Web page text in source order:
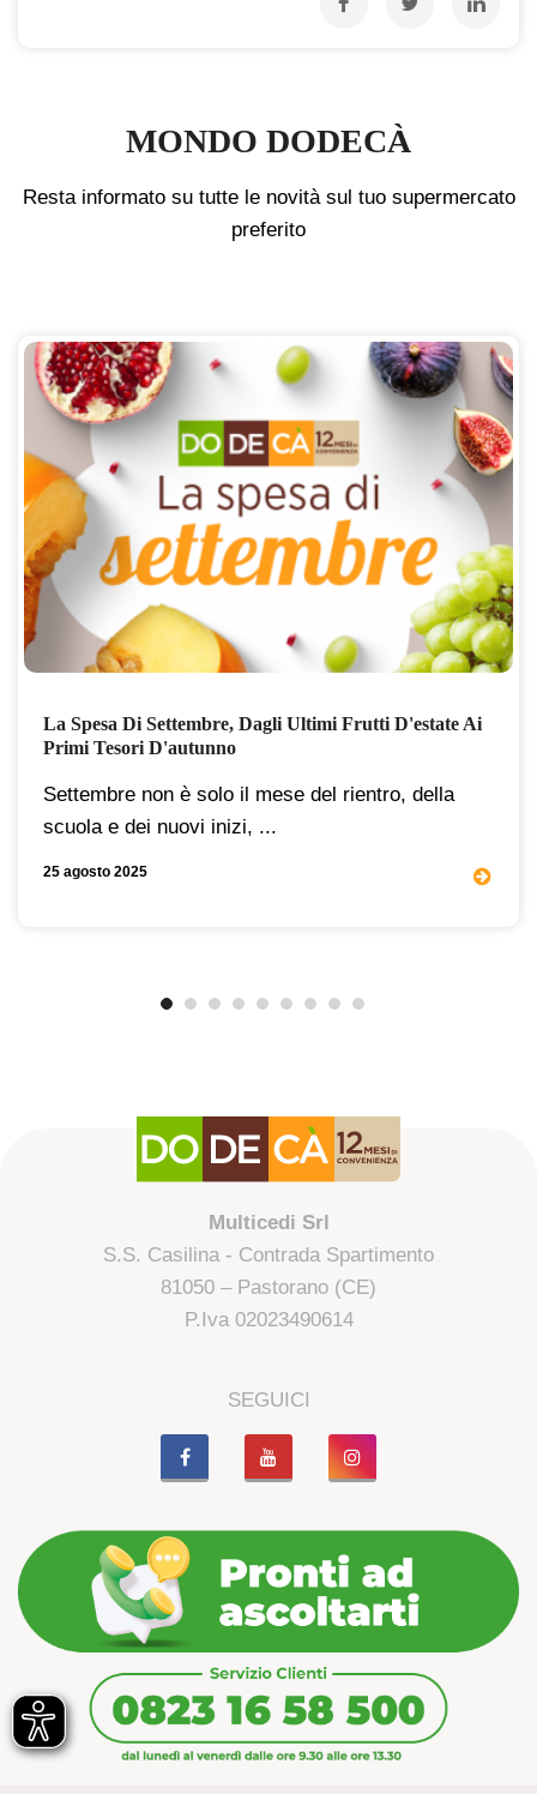
MONDO DODECÀ
Resta informato su tutte le novità sul tuo supermercato
preferito
La Spesa Di Settembre, Dagli Ultimi Frutti D'estate Ai
Primi Tesori D'autunno
Settembre non è solo il mese del rientro, della
scuola e dei nuovi inizi, ...
25 agosto 2025
Multicedi Srl
S.S. Casilina - Contrada Spartimento
81050 – Pastorano (CE)
P.Iva 02023490614
SEGUICI